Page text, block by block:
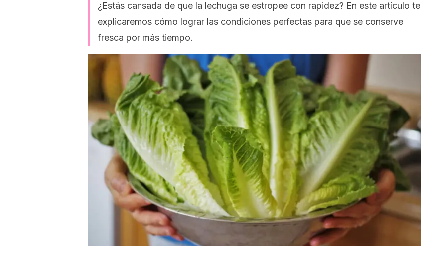
¿Estás cansada de que la lechuga se estropee con rapidez? En este artículo te
explicaremos cómo lograr las condiciones perfectas para que se conserve
fresca por más tiempo.